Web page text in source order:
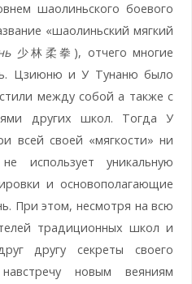
шаолиньского боевого
«шаолиньский мягкий
少林柔拳), отчего многие
Цзиюню и У Тунаню было
между собой а также с
других школ. Тогда У
всей своей «мягкости» ни
использует уникальную
и основополагающие
При этом, несмотря на всю
традиционных школ и
другу секреты своего
новым веяниям